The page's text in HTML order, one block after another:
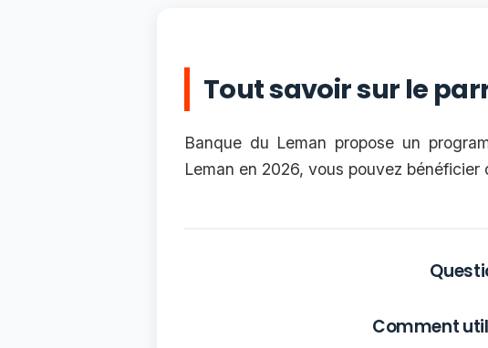
Tout savoir sur le
Banque du Leman propose un
Leman en 2026, vous pouvez
Comment